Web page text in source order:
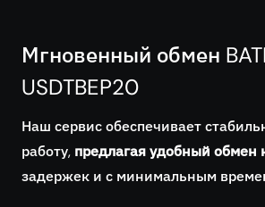
Мгновенный обмен
USDTBEP20
Наш сервис обеспечивает
работу, предлагая удобный обмен
задержек и с минимальным